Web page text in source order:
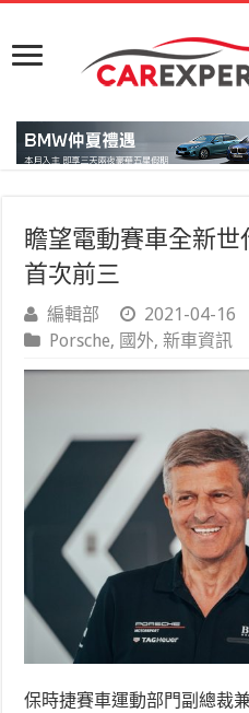
瞻望電動賽車全新
首次前三
編輯部
2021-04-16
Porsche, 國外,新車資訊
保時捷賽車運動部門副總裁